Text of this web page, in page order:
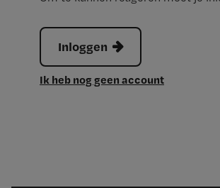
Inloggen
Ik heb nog geen account